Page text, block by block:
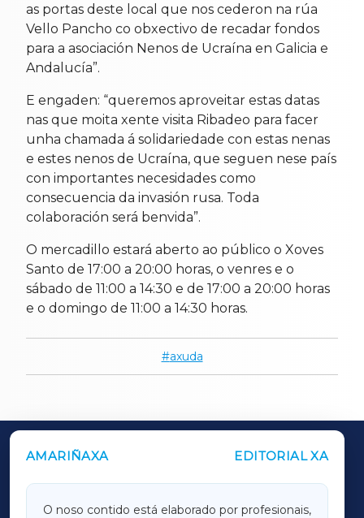
as portas deste local que nos cederon na rúa
Vello Pancho co obxectivo de recadar fondos
para a asociación Nenos de Ucraína en Galicia e
Andalucía”.
E engaden: “queremos aproveitar estas datas
nas que moita xente visita Ribadeo para facer
unha chamada á solidariedade con estas nenas
e estes nenos de Ucraína, que seguen nese país
con importantes necesidades como
consecuencia da invasión rusa. Toda
colaboración será benvida”.
O mercadillo estará aberto ao público o Xoves
Santo de 17:00 a 20:00 horas, o venres e o
sábado de 11:00 a 14:30 e de 17:00 a 20:00 horas
e o domingo de 11:00 a 14:30 horas.
axuda
AMARIÑAXA EDITORIAL XA
O noso contido está elaborado por profesionais,
OUTROS PERIÓDICOS